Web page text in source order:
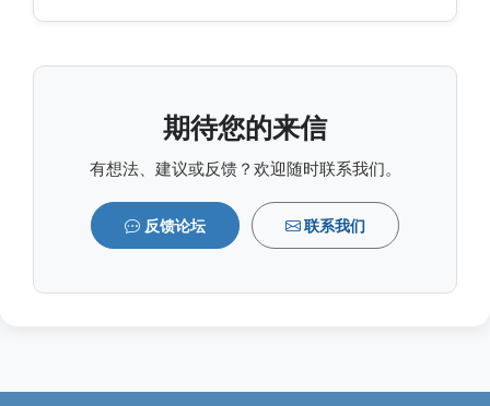
期待您的来信
有想法、建议或反馈？欢迎随时联系我们。
反馈论坛 联系我们